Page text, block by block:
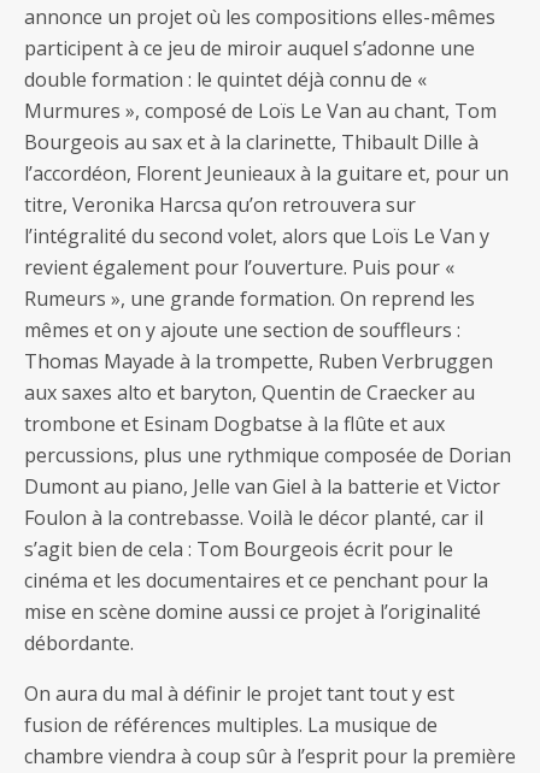
annonce un projet où les compositions elles-mêmes
participent à ce jeu de miroir auquel s’adonne une
double formation : le quintet déjà connu de «
Murmures », composé de Loïs Le Van au chant, Tom
Bourgeois au sax et à la clarinette, Thibault Dille à
l’accordéon, Florent Jeunieaux à la guitare et, pour un
titre, Veronika Harcsa qu’on retrouvera sur
l’intégralité du second volet, alors que Loïs Le Van y
revient également pour l’ouverture. Puis pour «
Rumeurs », une grande formation. On reprend les
mêmes et on y ajoute une section de souffleurs :
Thomas Mayade à la trompette, Ruben Verbruggen
aux saxes alto et baryton, Quentin de Craecker au
trombone et Esinam Dogbatse à la flûte et aux
percussions, plus une rythmique composée de Dorian
Dumont au piano, Jelle van Giel à la batterie et Victor
Foulon à la contrebasse. Voilà le décor planté, car il
s’agit bien de cela : Tom Bourgeois écrit pour le
cinéma et les documentaires et ce penchant pour la
mise en scène domine aussi ce projet à l’originalité
débordante.
On aura du mal à définir le projet tant tout y est
fusion de références multiples. La musique de
chambre viendra à coup sûr à l’esprit pour la première